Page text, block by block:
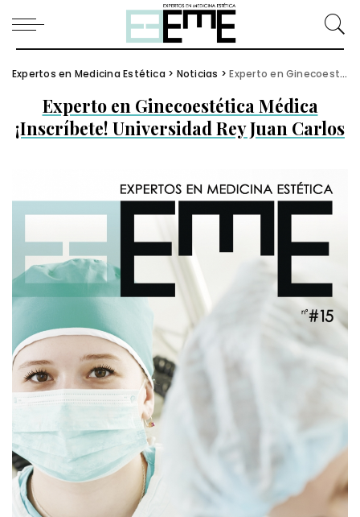
Expertos en Medicina Estética > Noticias >Experto en Ginecoestética Médica ¡Inscríbete! Universidad Rey Juan Carlos
Experto en Ginecoestética Médica
¡Inscríbete! Universidad Rey Juan Carlos